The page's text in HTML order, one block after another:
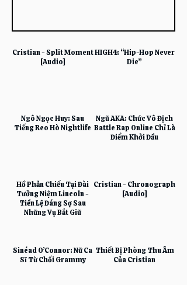
Cristian - Split Moment
[Audio]
HIGH4: “Hip-Hop Never
Die”
Ngô Ngọc Huy: Sau
Tiếng Reo Hò Nightlife
Ngũ AKA: Chức Vô Địch
Battle Rap Online Chỉ Là
Điểm Khởi Đầu
Hồ Phản Chiếu Tại Đài
Tưởng Niệm Lincoln -
Tiền Lệ Đáng Sợ Sau
Những Vụ Bắt Giữ
Cristian - Chronograph
[Audio]
Sinéad O’Connor: Nữ Ca
Sĩ Từ Chối Grammy
Thiết Bị Phòng Thu Âm
Của Cristian